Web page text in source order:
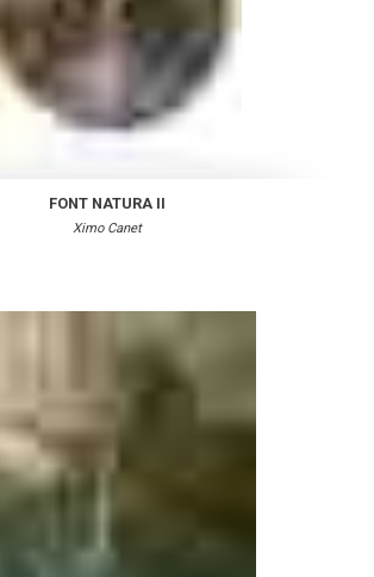
FONT NATURA II
Ximo Canet